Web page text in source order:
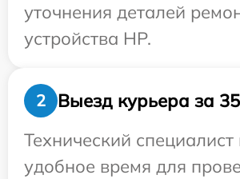
уточнения деталей
устройства HP.
2
Выезд курьера за
Технический специалист
удобное время для